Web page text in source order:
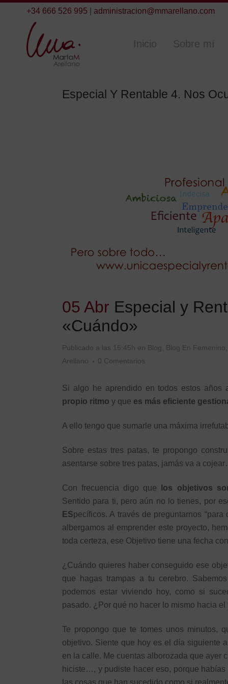
+34 666 526 995 administracion@mmarellano.com
Inicio Sobre mí
Especial Y Rentable 4. Nos
05 Abr Especial y
«Cuándo»
Publicado a las 15:45h en Blog Blog En Femenino
Arellano
0 Comentarios
Si algo he aprendido en todos estos años
propio ritmo y que es más eficiente
A ello tengo que sumarle una máxima
Sobre estas tres patas, te propongo
asentarse sobre tres patas, jamás va a
Con frecuencia digo que los objetivos
Sentido para ti, pero aún no lo tienes, por
ESpecíficos. A través de preguntarnos
albergamos al emprender este proyecto,
toda certeza, ese Objetivo tiene una fecha
¿Cuándo quieres haber conseguido ese
que hagas trampas a tu cerebro.
podemos estar viviendo hoy, como si
pasado. ¿Por qué no hacer lo mismo hacia el
Te propongo que te tomes unos minutos,
objetivo. Siente que hoy es el día siguiente
en la calle. Me cuentas alborozada que ayer
hiciste…, y pudiste hacer eso, porque
las cosas que han sucedido como si